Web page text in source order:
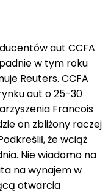
aut CCFA
w tym roku
Reuters. CCFA
aut o 25-30
Francois
on zbliżony raczej
że wciąż
Nie wiadomo na
na wynajem w
otwarcia